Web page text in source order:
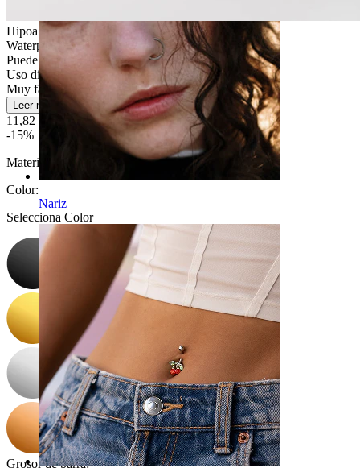
Nariz
Hipoalergénica
Waterproof
Puede durar toda la vida
Uso diario
Muy fácil
Leer más
11,82 €
-15%
Material:
Color:
Selecciona Color
Grosor de barra: